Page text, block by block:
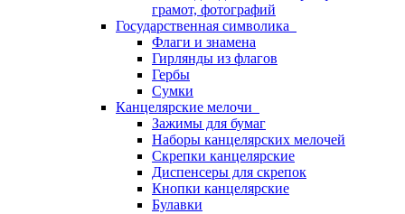
грамот, фотографий
Государственная символика
Флаги и знамена
Гирлянды из флагов
Гербы
Сумки
Канцелярские мелочи
Зажимы для бумаг
Наборы канцелярских мелочей
Скрепки канцелярские
Диспенсеры для скрепок
Кнопки канцелярские
Булавки